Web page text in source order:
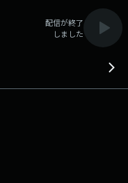
気持ちや、これから
質問BOX】好きな人がで
：
配信が終了
しました